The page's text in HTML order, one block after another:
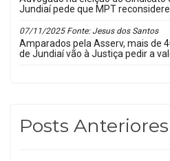
Jundiaí pede que MPT
07/11/2025 Fonte: Jesus dos Santos
Amparados pela Asserv, mais de
de Jundiaí vão à Justiça pedir a
Posts Anteriores